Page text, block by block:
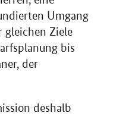
Umgang
gleichen Ziele
bis
der
deshalb